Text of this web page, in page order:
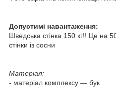
Допустимі навантаження:
Шведська стінка 150 кг!! Це на
стінки із сосни
Матеріал:
- матеріал комплексу — бук